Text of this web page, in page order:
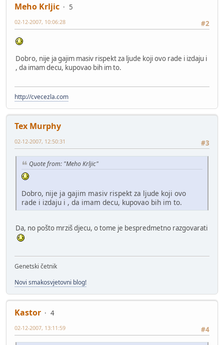
Meho Krljic
5
#2
02-12-2007, 10:06:28
Dobro, nije ja gajim masiv rispekt za ljude koji ovo rade i izdaju i
, da imam decu, kupovao bih im to.
http://cvecezla.com
Tex Murphy
#3
02-12-2007, 12:50:31
Quote from: "Meho Krljic"
Dobro, nije ja gajim masiv rispekt za ljude koji ovo
rade i izdaju i , da imam decu, kupovao bih im to.
Da, no pošto mrziš djecu, o tome je bespredmetno razgovarati
Genetski četnik
Novi smakosvjetovni blog!
Kastor
4
#4
02-12-2007, 13:11:59